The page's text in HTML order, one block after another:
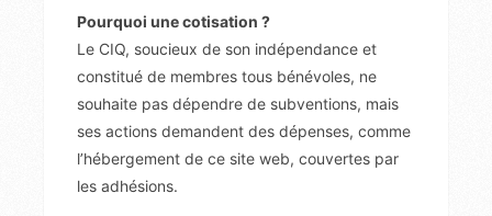
Pourquoi une cotisation ?
Le CIQ, soucieux de son indépendance et
constitué de membres tous bénévoles, ne
souhaite pas dépendre de subventions, mais
ses actions demandent des dépenses, comme
l’hébergement de ce site web, couvertes par
les adhésions.